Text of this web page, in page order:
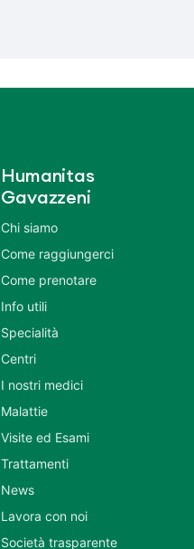
Humanitas
Gavazzeni
Chi siamo
Come raggiungerci
Come prenotare
Info utili
Specialità
Centri
I nostri medici
Malattie
Visite ed Esami
Trattamenti
News
Lavora con noi
Società trasparente